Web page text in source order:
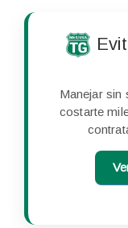
Manejar sin
costarte